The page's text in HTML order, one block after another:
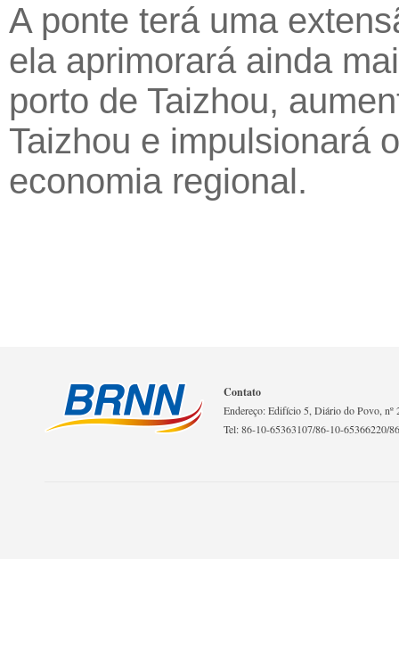
A ponte terá uma
ela aprimorará ainda
porto de Taizhou,
Taizhou e impulsionará
economia regional.
Contato
Endereço: Edifício 5, Diário do Povo,
Tel: 86-10-65363107/86-10-65366220/